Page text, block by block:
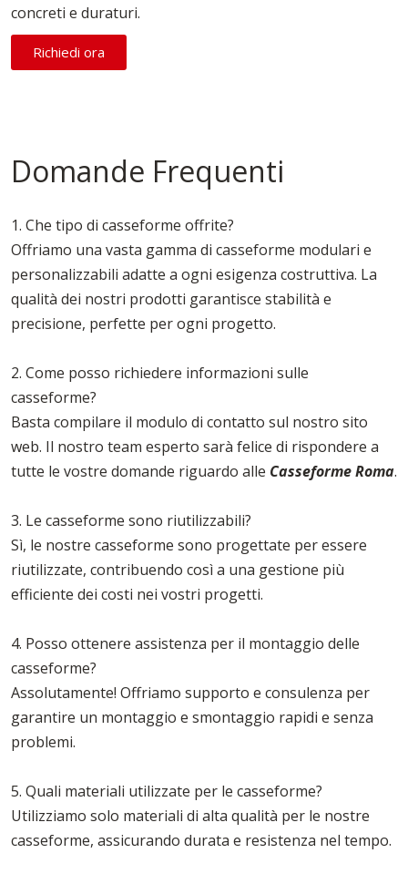
concreti e duraturi.
Richiedi ora
Domande Frequenti
1. Che tipo di casseforme offrite?
Offriamo una vasta gamma di casseforme modulari e
personalizzabili adatte a ogni esigenza costruttiva. La
qualità dei nostri prodotti garantisce stabilità e
precisione, perfette per ogni progetto.
2. Come posso richiedere informazioni sulle
casseforme?
Basta compilare il modulo di contatto sul nostro sito
web. Il nostro team esperto sarà felice di rispondere a
tutte le vostre domande riguardo alle Casseforme Roma.
3. Le casseforme sono riutilizzabili?
Sì, le nostre casseforme sono progettate per essere
riutilizzate, contribuendo così a una gestione più
efficiente dei costi nei vostri progetti.
4. Posso ottenere assistenza per il montaggio delle
casseforme?
Assolutamente! Offriamo supporto e consulenza per
garantire un montaggio e smontaggio rapidi e senza
problemi.
5. Quali materiali utilizzate per le casseforme?
Utilizziamo solo materiali di alta qualità per le nostre
casseforme, assicurando durata e resistenza nel tempo.